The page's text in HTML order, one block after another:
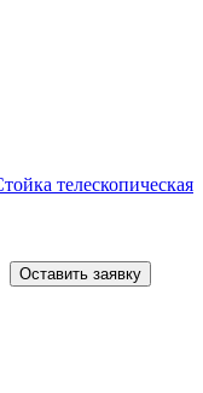
телескопическая
Оставить заявку